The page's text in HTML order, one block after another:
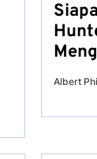
Albert